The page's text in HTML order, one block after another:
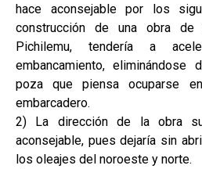
hace aconsejable por los
construcción de una obra
Pichilemu, tendería a
embancamiento,
poza que piensa ocuparse
embarcadero.
2) La dirección de la obra
aconsejable, pues dejaría sin
los oleajes del noroeste y norte.